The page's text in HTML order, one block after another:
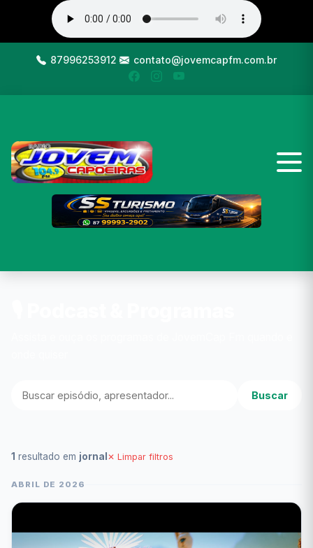
87996253912 contato@jovemcapfm.com.br
Buscar
1 resultado em jornal ✕ Limpar filtros
ABRIL DE 2026